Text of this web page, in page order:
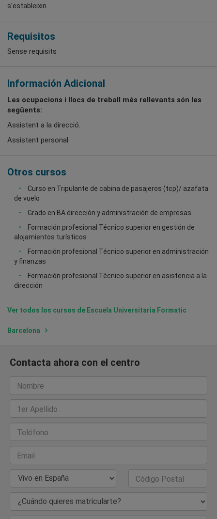
s'estableixin.
Requisitos
Sense requisits
Información Adicional
Les ocupacions i llocs de treball més rellevants són les
següents:
Assistent a la direcció.
Assistent personal.
Otros cursos
Curso en Tripulante de cabina de pasajeros (tcp)/ azafata
de vuelo
Grado en BA dirección y administración de empresas
Formación profesional Técnico superior en gestión de
alojamientos turísticos
Formación profesional Técnico superior en administración
y finanzas
Formación profesional Técnico superior en asistencia a la
dirección
Ver todos los cursos de Escuela Universitaria Formatic
Barcelona
Contacta ahora con el centro
Nombre
1er Apellido
Teléfono
Email
País de Residencia Código Postal
¿Cuándo quieres matricularte?